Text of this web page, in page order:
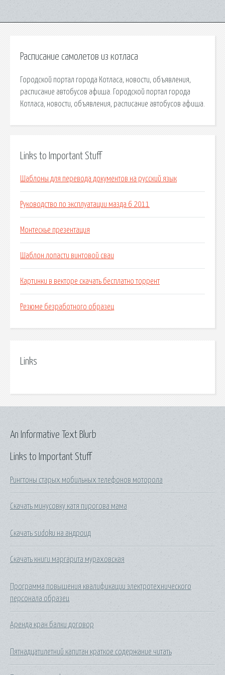
Расписание самолетов из котласа
Городской портал города Котласа, новости, объявления,
расписание автобусов афиша. Городской портал города
Котласа, новости, объявления, расписание автобусов афиша.
Links to Important Stuff
Шаблоны для перевода документов на русский язык
Руководство по эксплуатации мазда 6 2011
Монтескье презентация
Шаблон лопасти винтовой сваи
Картинки в векторе скачать бесплатно торрент
Резюме безработного образец
Links
Links to Important Stuff
Рингтоны старых мобильных телефонов моторола
Скачать минусовку катя пирогова мама
Скачать sudoku на андроид
Скачать книги маргарита мураховская
Программа повышения квалификации электротехнического
персонала образец
Аренда кран балки договор
Пятнадцатилетний капитан краткое содержание читать
An Informative Text Blurb